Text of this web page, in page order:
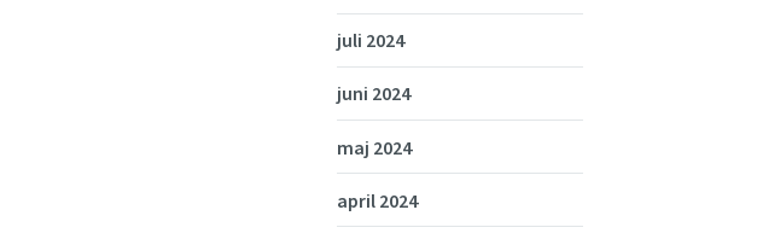
juli 2024
juni 2024
maj 2024
april 2024